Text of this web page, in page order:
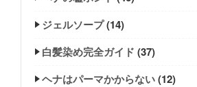
ジェルソープ(14)
白髪染め完全ガイド (37)
ヘナはパーマかからない(12)